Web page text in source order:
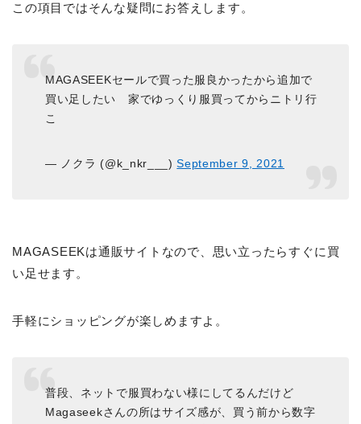
この項目ではそんな疑問にお答えします。
MAGASEEKセールで買った服良かったから追加で
買い足したい 家でゆっくり服買ってからニトリ行
こ
— ノクラ (@k_nkr___)September 9, 2021
MAGASEEKは通販サイトなので、思い立ったらすぐに買
い足せます。
手軽にショッピングが楽しめますよ。
普段、ネットで服買わない様にしてるんだけど
Magaseekさんの所はサイズ感が、買う前から数字